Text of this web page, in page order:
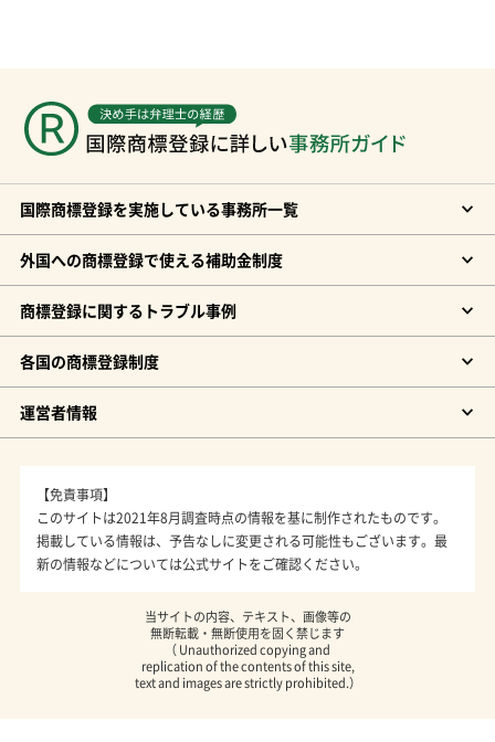
国際商標登録を実施している事務所一覧
外国への商標登録で使える補助金制度
商標登録に関するトラブル事例
各国の商標登録制度
運営者情報
【免責事項】
このサイトは2021年8月調査時点の情報を基に制作されたものです。
掲載している情報は、予告なしに変更される可能性もございます。最
新の情報などについては公式サイトをご確認ください。
当サイトの内容、テキスト、画像等の
無断転載・無断使用を固く禁じます
（ Unauthorized copying and
replication of the contents of this site,
text and images are strictly prohibited.）